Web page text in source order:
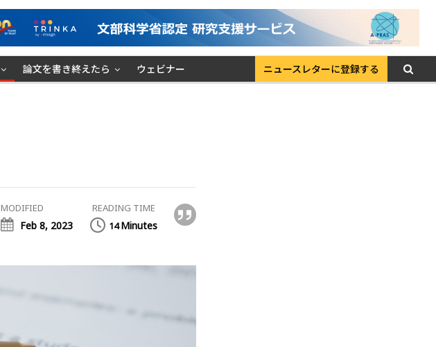
論文を書き終えたら ウェビナー ニュースレターに登録する
READING TIME
14 Minutes
MODIFIED
Feb 8, 2023